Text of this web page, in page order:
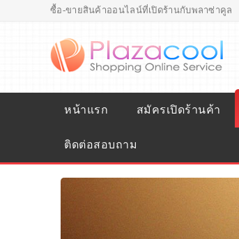
ซื้อ-ขายสินค้าออนไลน์ที่เปิดร้านกับพลาซ่าคูล
หน้าแรก สมัครเปิดร้านค้า
ติดต่อสอบถาม